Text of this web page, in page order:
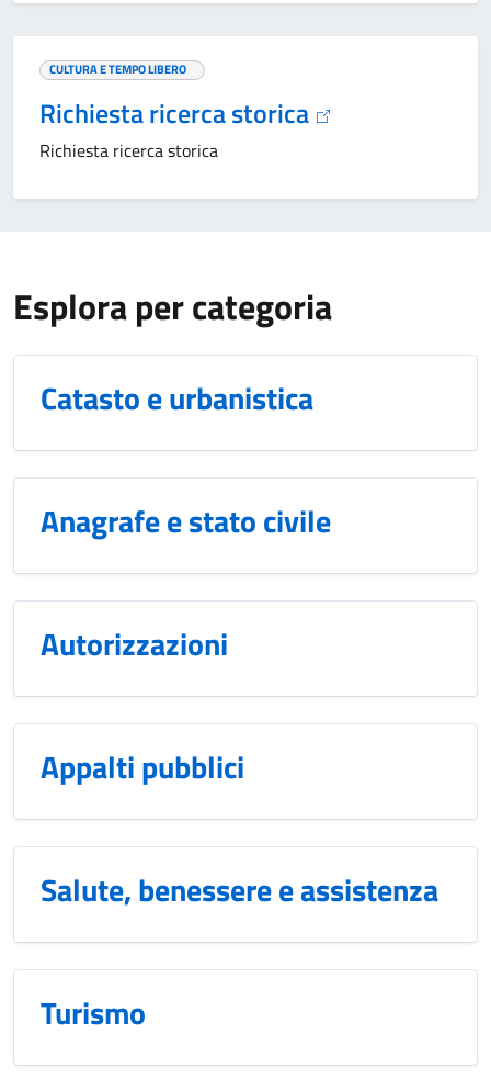
CULTURA E TEMPO LIBERO
Richiesta ricerca storica
Richiesta ricerca storica
Esplora per categoria
Catasto e urbanistica
Anagrafe e stato civile
Autorizzazioni
Appalti pubblici
Salute, benessere e assistenza
Turismo